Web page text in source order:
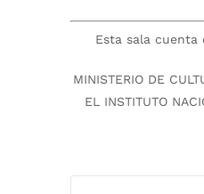
Esta sala cuenta
MINISTERIO DE
EL INSTITUTO